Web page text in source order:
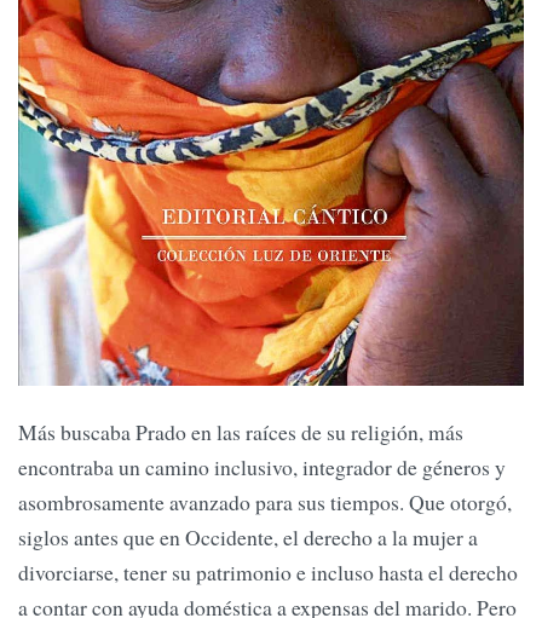
Más buscaba Prado en las raíces de su religión, más
encontraba un camino inclusivo, integrador de géneros y
asombrosamente avanzado para sus tiempos. Que otorgó,
siglos antes que en Occidente, el derecho a la mujer a
divorciarse, tener su patrimonio e incluso hasta el derecho
a contar con ayuda doméstica a expensas del marido. Pero